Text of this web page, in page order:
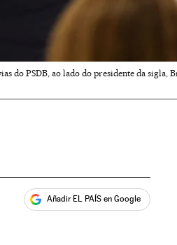
do PSDB, ao lado do presidente da sigla,
Añadir EL PAÍS en Google